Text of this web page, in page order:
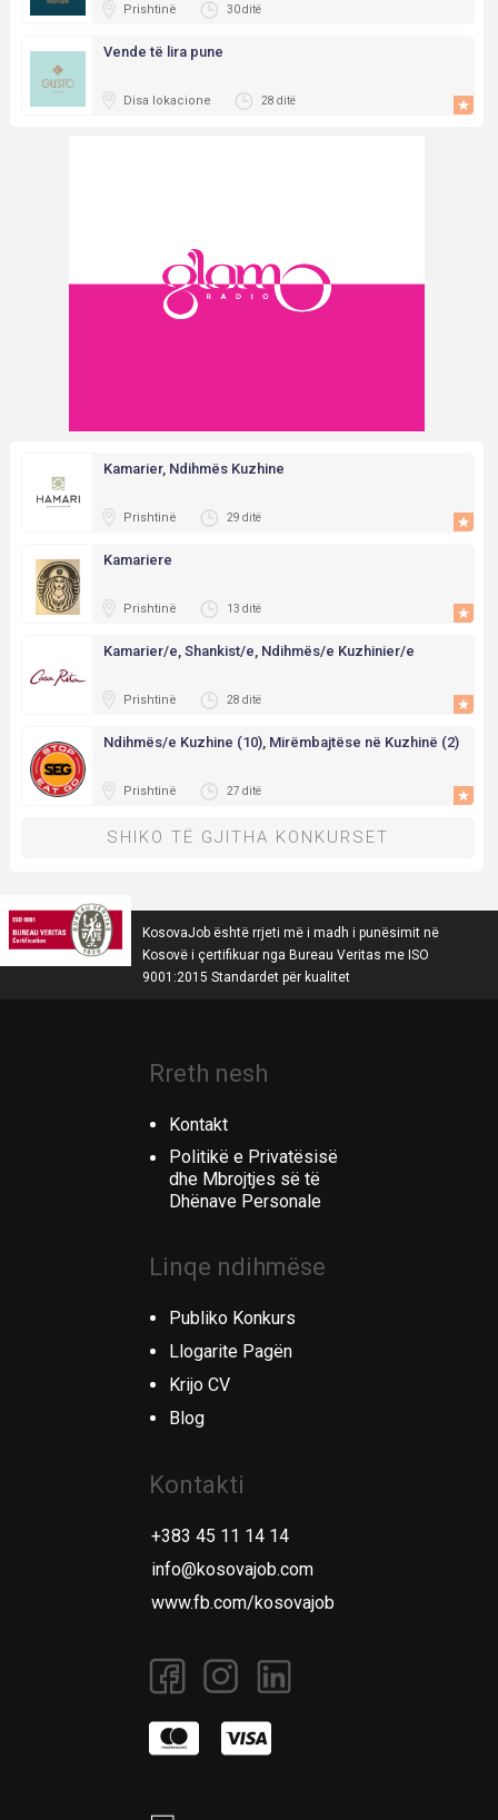
Prishtinë 30 ditë
Vende të lira pune
Disa lokacione 28 ditë
Kamarier, Ndihmës Kuzhine
Prishtinë 29 ditë
Kamariere
Prishtinë 13 ditë
Kamarier/e, Shankist/e, Ndihmës/e Kuzhinier/e
Prishtinë 28 ditë
Ndihmës/e Kuzhine (10), Mirëmbajtëse në Kuzhinë (2)
Prishtinë 27 ditë
SHIKO TË GJITHA KONKURSET
KosovaJob është rrjeti më i madh i punësimit në
Kosovë i çertifikuar nga Bureau Veritas me ISO
9001:2015 Standardet për kualitet
Rreth nesh
Kontakt
Politikë e Privatësisë
dhe Mbrojtjes së të
Dhënave Personale
Linqe ndihmëse
Publiko Konkurs
Llogarite Pagën
Krijo CV
Blog
Kontakti
+383 45 11 14 14
info@kosovajob.com
www.fb.com/kosovajob